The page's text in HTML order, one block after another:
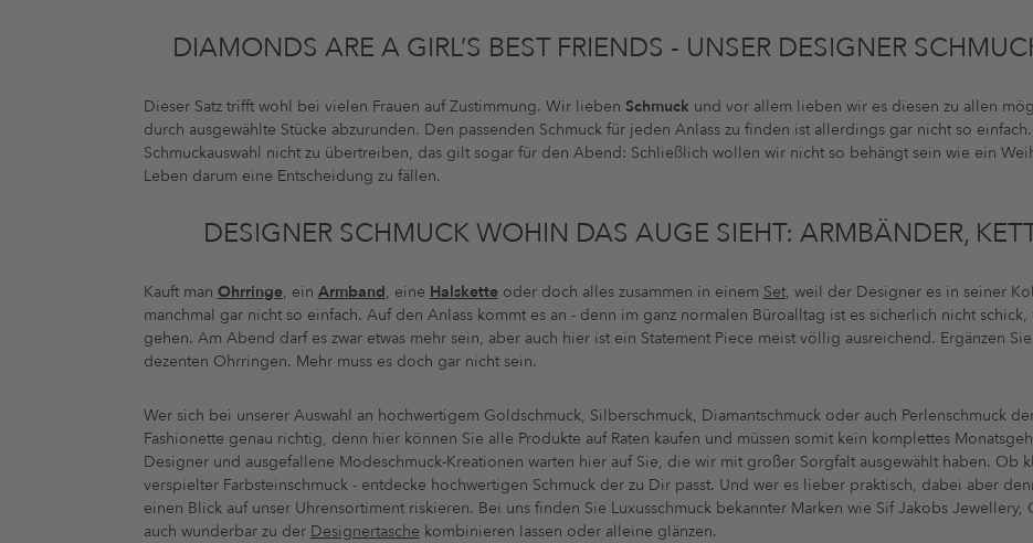
DIAMONDS ARE A GIRL’S BEST FRIENDS - UNSER DESIGNER
Dieser Satz trifft wohl bei vielen Frauen auf Zustimmung. Wir lieben Schmuck und vor allem lieben wir es diesen zu allen
durch ausgewählte Stücke abzurunden. Den passenden Schmuck für jeden Anlass zu finden ist allerdings gar nicht so
Schmuckauswahl nicht zu übertreiben, das gilt sogar für den Abend: Schließlich wollen wir nicht so behängt sein wie ein
Leben darum eine Entscheidung zu fällen.
DESIGNER SCHMUCK WOHIN DAS AUGE SIEHT: ARMBÄNDER,
Kauft man Ohrringe, ein Armband, eine Halsketteoder doch alles zusammen in einem Set, weil der Designer es in seiner
manchmal gar nicht so einfach. Auf den Anlass kommt es an - denn im ganz normalen Büroalltag ist es sicherlich nicht
gehen. Am Abend darf es zwar etwas mehr sein, aber auch hier ist ein Statement Piece meist völlig ausreichend. Ergänzen
dezenten Ohrringen. Mehr muss es doch gar nicht sein.
Wer sich bei unserer Auswahl an hochwertigem Goldschmuck, Silberschmuck, Diamantschmuck oder auch Perlenschmuck
Fashionette genau richtig, denn hier können Sie alle Produkte auf Raten kaufen und müssen somit kein komplettes
Designer und ausgefallene Modeschmuck-Kreationen warten hier auf Sie, die wir mit großer Sorgfalt ausgewählt haben. Ob
verspielter Farbsteinschmuck - entdecke hochwertigen Schmuck der zu Dir passt. Und wer es lieber praktisch, dabei aber
einen Blick auf unser Uhrensortiment riskieren. Bei uns finden Sie Luxusschmuck bekannter Marken wie Sif Jakobs Jewellery,
auch wunderbar zu der Designertasche kombinieren lassen oder alleine glänzen.